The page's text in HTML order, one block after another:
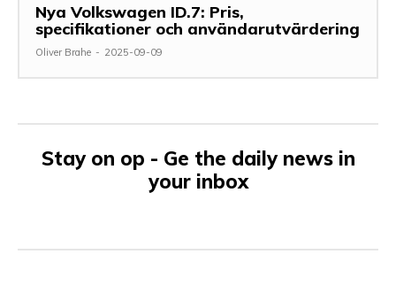
Nya Volkswagen ID.7: Pris,
specifikationer och användarutvärdering
Oliver Brahe - 2025-09-09
Stay on op - Ge the daily news in
your inbox